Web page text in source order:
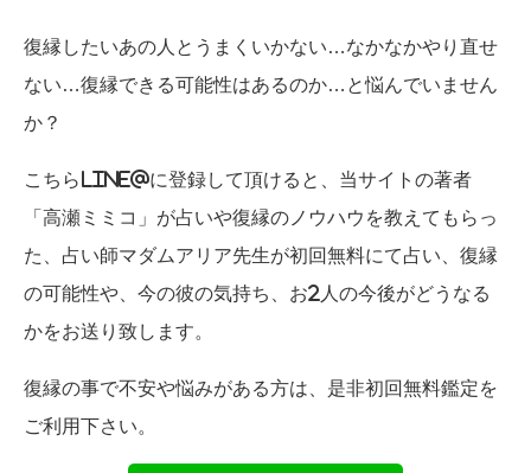
復縁したいあの人とうまくいかない…なかなかやり直せ
ない…復縁できる可能性はあるのか…と悩んでいません
か？
こちらLINE@に登録して頂けると、当サイトの著者
「高瀬ミミコ」が占いや復縁のノウハウを教えてもらっ
た、占い師マダムアリア先生が初回無料にて占い、復縁
の可能性や、今の彼の気持ち、お2人の今後がどうなる
かをお送り致します。
復縁の事で不安や悩みがある方は、是非初回無料鑑定を
ご利用下さい。